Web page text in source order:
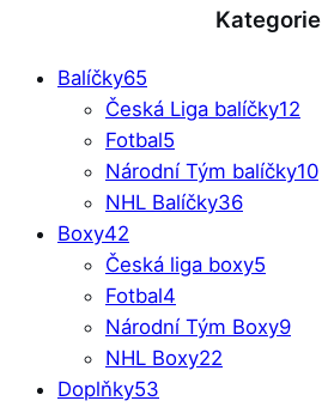
Kategorie
Balíčky65
Česká Liga balíčky12
Fotbal5
Národní Tým balíčky10
NHL Balíčky36
Boxy42
Česká liga boxy5
Fotbal4
Národní Tým Boxy9
NHL Boxy22
Doplňky53